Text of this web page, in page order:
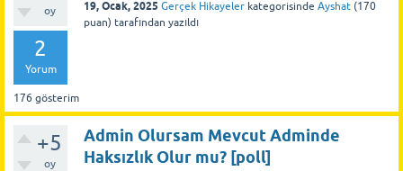
oy
2
Yorum
176 gösterim
19, Ocak, 2025 Gerçek Hikayeler kategorisinde Ayshat (170
puan) tarafından yazıldı
+5
oy
Admin Olursam Mevcut Adminde
Haksızlık Olur mu? [poll]